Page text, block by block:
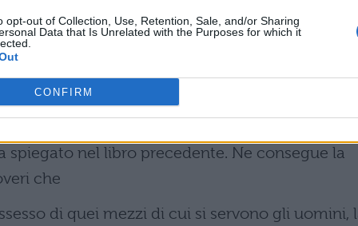
opt-out of Collection, Use, Retention, Sale, and/or Sharing
Data that Is Unrelated with the Purposes for which it
CONFIRM
laudandum putet.
o Marco figlio mio, e da ogni genere di
spiegato nel libro precedente. Ne consegue la
che
di quei mezzi di cui si servono gli uomini,